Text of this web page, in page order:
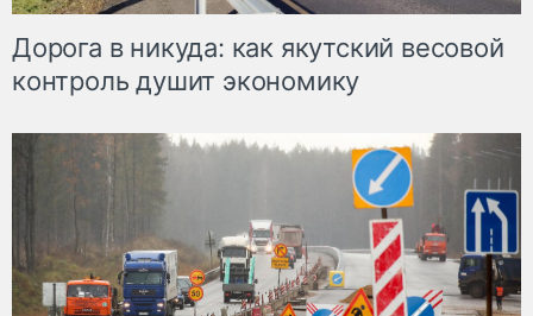
Дорога в никуда: как якутский весовой
контроль душит экономику